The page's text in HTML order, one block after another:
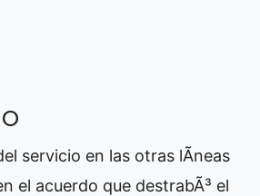
servicio en las otras lÃ­neas
el acuerdo que destrabÃ³ el